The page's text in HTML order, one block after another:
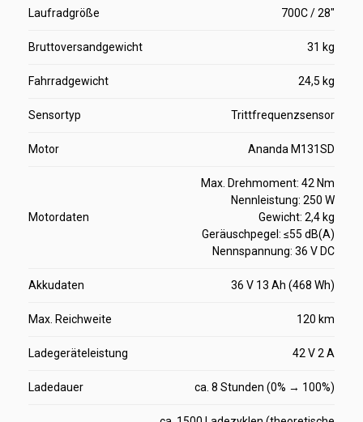
Laufradgröße 700C / 28"
Bruttoversandgewicht 31 kg
Fahrradgewicht 24,5 kg
Sensortyp Trittfrequenzsensor
Motor Ananda M131SD
Motordaten
Max. Drehmoment: 42 Nm
Nennleistung: 250 W
Gewicht: 2,4 kg
Geräuschpegel: ≤55 dB(A)
Nennspannung: 36 V DC
Akkudaten 36 V 13 Ah (468 Wh)
Max. Reichweite 120 km
Ladegeräteleistung 42 V 2 A
Ladedauer ca. 8 Stunden (0% → 100%)